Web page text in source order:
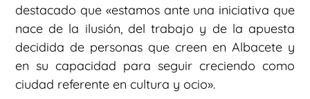
destacado que «estamos ante una iniciativa que
nace de la ilusión, del trabajo y de la apuesta
decidida de personas que creen en Albacete y
en su capacidad para seguir creciendo como
ciudad referente en cultura y ocio».